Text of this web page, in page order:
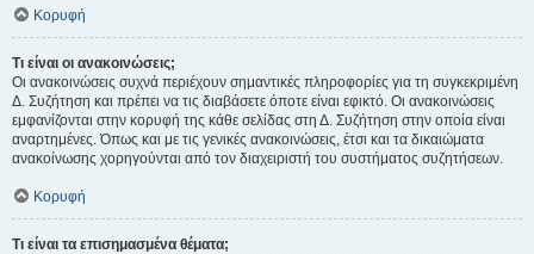
Κορυφή
Τι είναι οι ανακοινώσεις;
Οι ανακοινώσεις συχνά περιέχουν σημαντικές πληροφορίες για τη συγκεκριμένη
Δ. Συζήτηση και πρέπει να τις διαβάσετε όποτε είναι εφικτό. Οι ανακοινώσεις
εμφανίζονται στην κορυφή της κάθε σελίδας στη Δ. Συζήτηση στην οποία είναι
αναρτημένες. Όπως και με τις γενικές ανακοινώσεις, έτσι και τα δικαιώματα
ανακοίνωσης χορηγούνται από τον διαχειριστή του συστήματος συζητήσεων.
Κορυφή
Τι είναι τα επισημασμένα θέματα;